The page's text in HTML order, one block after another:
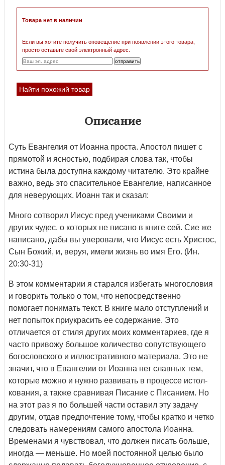
Товара нет в наличии
Если вы хотите получить оповещение при появлении этого товара,
просто оставьте свой электронный адрес.
Найти похожий товар
Описание
Суть Евангелия от Иоанна проста. Апостол пишет с
прямотой и ясностью, подбирая слова так, чтобы
истина была доступна ка­ждому читателю. Это крайне
важно, ведь это спасительное Еванге­лие, написанное
для неверующих. Иоанн так и сказал:
Много сотворил Иисус пред учениками Своими и
других чу­дес, о которых не писано в книге сей. Сие же
написано, дабы вы уверовали, что Иисус есть Христос,
Сын Божий, и, веруя, имели жизнь во имя Его. (Ин.
20:30-31)
В этом комментарии я старался избегать многословия
и говорить только о том, что непосредственно
помогает понимать текст. В кни­ге мало отступлений и
нет попыток приукрасить ее содержание. Это
отличается от стиля других моих комментариев, где я
часто приво­жу большое количество сопутствующего
богословского и иллюстра­тивного материала. Это не
значит, что в Евангелии от Иоанна нет славных тем,
которые можно и нужно развивать в процессе истол­
кования, а также сравнивая Писание с Писанием. Но
на этот раз я по большей части оставил эту задачу
другим, отдав предпочтение тому, чтобы кратко и четко
следовать намерениям самого апостола Иоанна.
Временами я чувствовал, что должен писать больше,
ино­гда — меньше. Но моей постоянной целью было